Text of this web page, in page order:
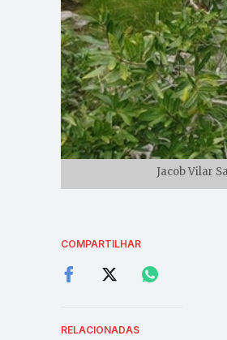
Jacob Vilar
COMPARTILHAR
RELACIONADAS